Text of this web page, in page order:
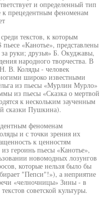
и определенный тип
к прецедентным феноменам
текстов, к которым
«Канотье», представлены
руки; друзья» Б. Окуджавы,
народного творчества. В
В. Коляды - человек
широко известными
из пьесы «Мурлин Мурло»
из пьесы «Сказка о мертвой
к нескольким заученным
сказки Пушкина).
феноменам
и с точки зрения их
к ценностям
героинь пьесы «Канотье»,
новомодных лозунгов
которые нельзя было бы
"Пепси"!»), а неприятие
«челночницы» Зины - в
советской культуры.